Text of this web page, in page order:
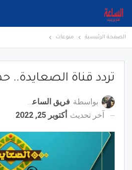
الصفحة الرئيسية منوعات
تردد قناة الصعايدة..
بواسطة فريق الساعة برس
آخر تحديث أكتوبر 25, 2022